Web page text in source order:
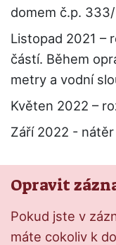
domem č.p.
Listopad 2021 –
částí. Během
metry a vodní
Květen 2022 –
Září 2022 -
Opravit
Pokud jste v
máte cokoliv k